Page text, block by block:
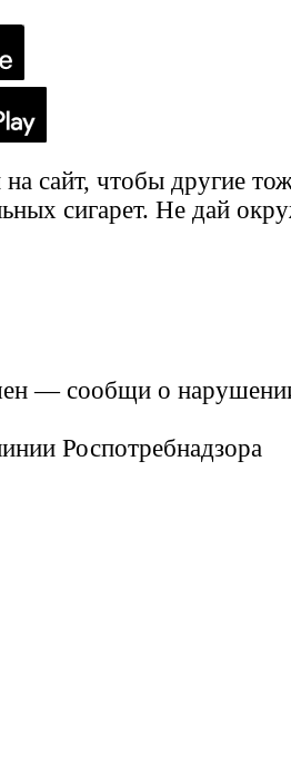
сайт, чтобы другие
сигарет. Не дай
— сообщи о
Роспотребнадзора